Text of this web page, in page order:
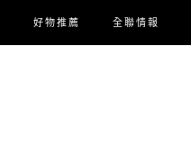
好物推薦 全聯情報